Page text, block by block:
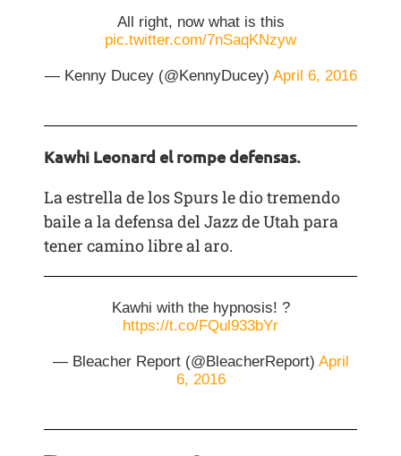
All right, now what is this
pic.twitter.com/7nSaqKNzyw
— Kenny Ducey (@KennyDucey) April 6, 2016
Kawhi Leonard el rompe defensas.
La estrella de los Spurs le dio tremendo
baile a la defensa del Jazz de Utah para
tener camino libre al aro.
Kawhi with the hypnosis! ?
https://t.co/FQul933bYr
— Bleacher Report (@BleacherReport) April
6, 2016